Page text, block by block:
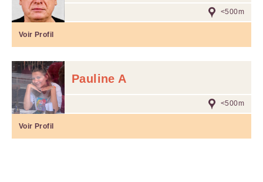
<500m
Voir Profil
Pauline A
<500m
Voir Profil